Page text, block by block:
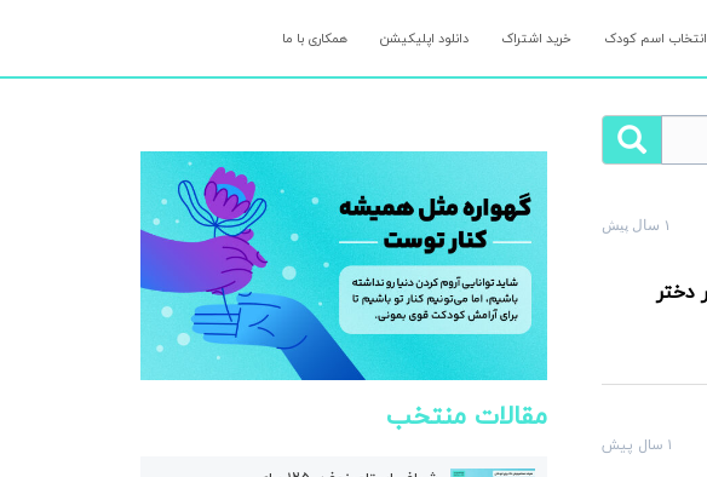
انتخاب اسم کودک خرید اشتراک دانلود اپلیکیشن همکاری با ما
۱ سال پیش
۱ سال پیش
مقالات منتخب